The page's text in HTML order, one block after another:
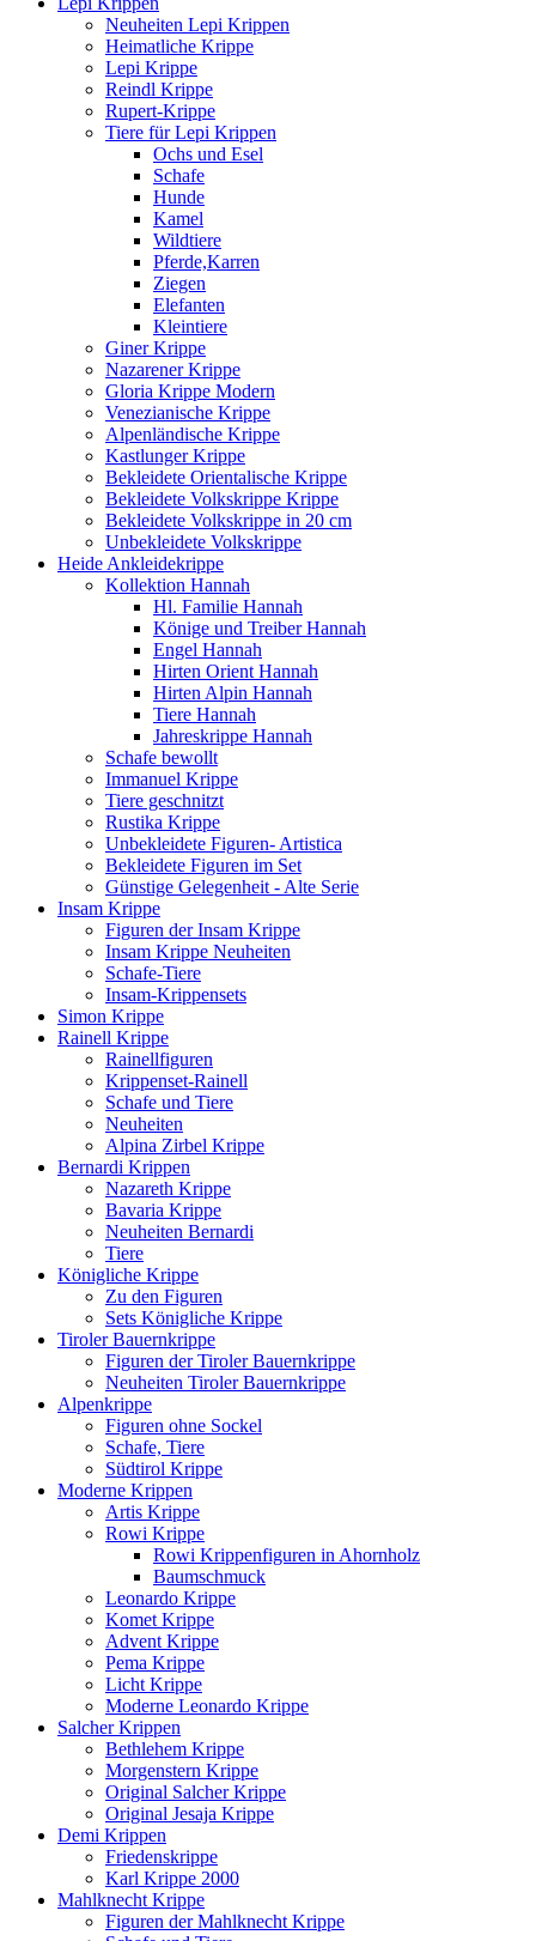
Neuheiten Lepi Krippen
Heimatliche Krippe
Lepi Krippe
Reindl Krippe
Rupert-Krippe
Tiere für Lepi Krippen
Ochs und Esel
Schafe
Hunde
Kamel
Wildtiere
Pferde,Karren
Ziegen
Elefanten
Kleintiere
Giner Krippe
Nazarener Krippe
Gloria Krippe Modern
Venezianische Krippe
Alpenländische Krippe
Kastlunger Krippe
Bekleidete Orientalische Krippe
Bekleidete Volkskrippe Krippe
Bekleidete Volkskrippe in 20 cm
Unbekleidete Volkskrippe
Heide Ankleidekrippe
Kollektion Hannah
Hl. Familie Hannah
Könige und Treiber Hannah
Engel Hannah
Hirten Orient Hannah
Hirten Alpin Hannah
Tiere Hannah
Jahreskrippe Hannah
Schafe bewollt
Immanuel Krippe
Tiere geschnitzt
Rustika Krippe
Unbekleidete Figuren- Artistica
Bekleidete Figuren im Set
Günstige Gelegenheit - Alte Serie
Insam Krippe
Figuren der Insam Krippe
Insam Krippe Neuheiten
Schafe-Tiere
Insam-Krippensets
Simon Krippe
Rainell Krippe
Rainellfiguren
Krippenset-Rainell
Schafe und Tiere
Neuheiten
Alpina Zirbel Krippe
Bernardi Krippen
Nazareth Krippe
Bavaria Krippe
Neuheiten Bernardi
Tiere
Königliche Krippe
Zu den Figuren
Sets Königliche Krippe
Tiroler Bauernkrippe
Figuren der Tiroler Bauernkrippe
Neuheiten Tiroler Bauernkrippe
Alpenkrippe
Figuren ohne Sockel
Schafe, Tiere
Südtirol Krippe
Moderne Krippen
Artis Krippe
Rowi Krippe
Rowi Krippenfiguren in Ahornholz
Baumschmuck
Leonardo Krippe
Komet Krippe
Advent Krippe
Pema Krippe
Licht Krippe
Moderne Leonardo Krippe
Salcher Krippen
Bethlehem Krippe
Morgenstern Krippe
Original Salcher Krippe
Original Jesaja Krippe
Demi Krippen
Friedenskrippe
Karl Krippe 2000
Mahlknecht Krippe
Figuren der Mahlknecht Krippe